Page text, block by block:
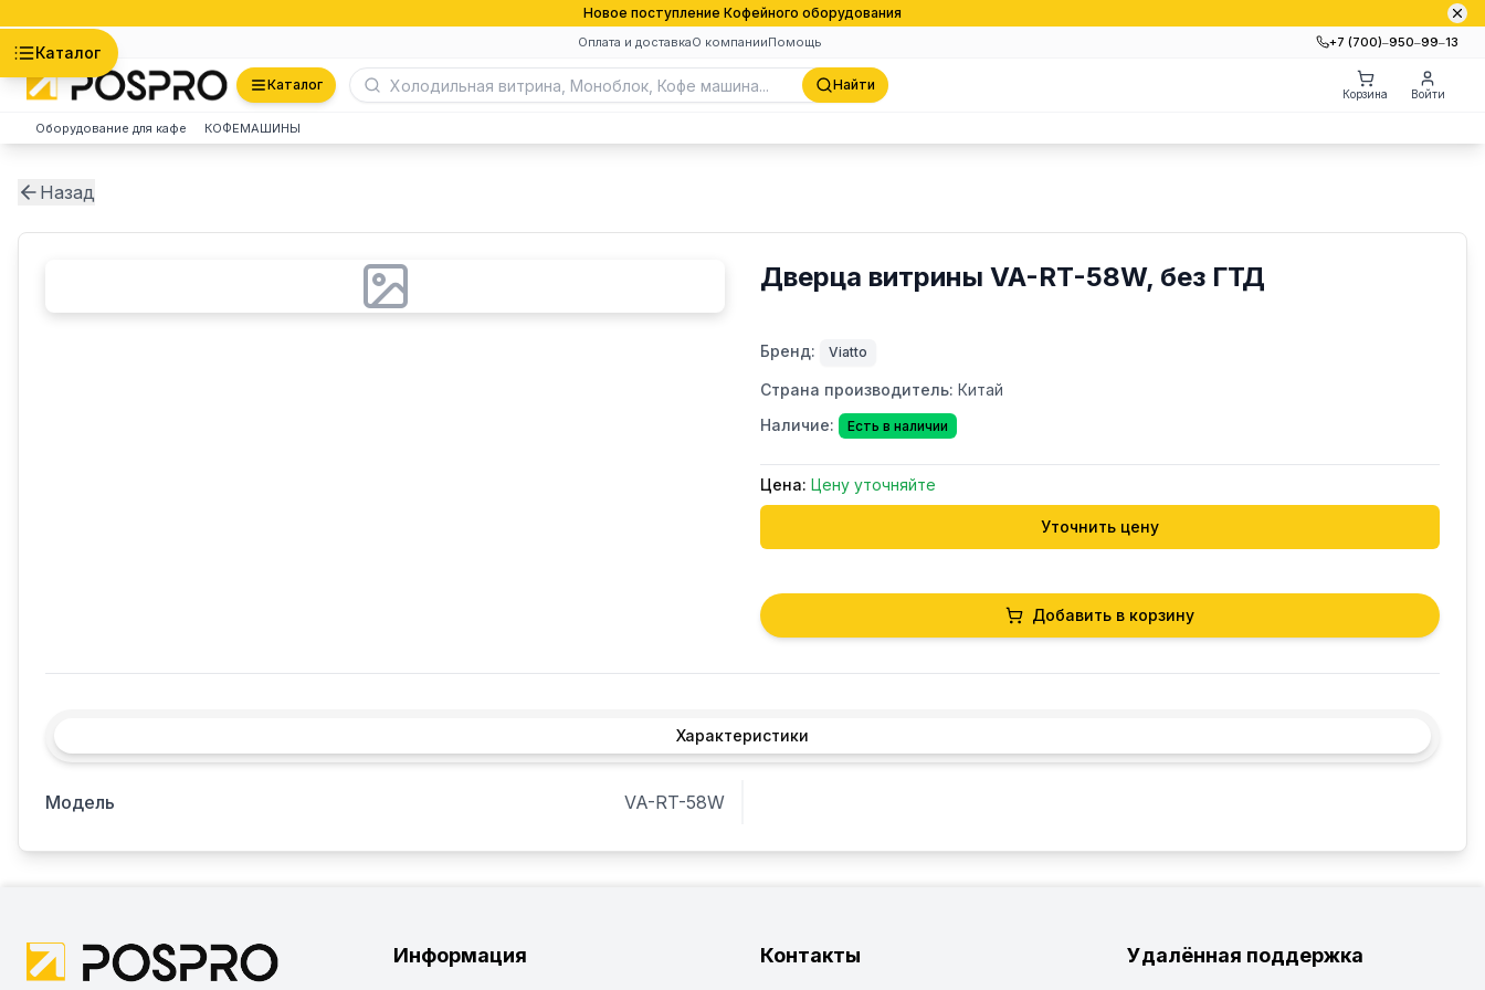
Новое поступление Кофейного оборудования
Оплата и доставкаО компанииПомощь +7 (700)‒950‒99‒13
Каталог
Каталог Найти
Корзина Войти
Оборудование для кафе КОФЕМАШИНЫ
Назад
Дверца витрины VA-RT-58W, без ГТД
Бренд: Viatto
Страна производитель: Китай
Наличие:
Есть в наличии
Цена: Цену уточняйте
Уточнить цену
Добавить в корзину
Характеристики
Модель VA-RT-58W
Информация Контакты Удалённая поддержка